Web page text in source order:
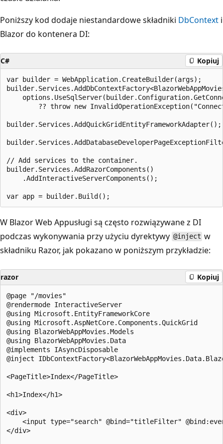
Poniższy kod dodaje niestandardowe składniki DbContext i
Blazor do kontenera DI:
C# Kopiuj
var builder = WebApplication.CreateBuilder(args);
?? throw new
builder.Services.AddQuickGridEntityFrameworkAdapter();
// Add services to the container.
builder.Services.AddRazorComponents()
    .AddInteractiveServerComponents();
W Blazor Web Appusługi są często rozwiązywane z DI
podczas wykonywania przy użyciu dyrektywy @inject w
składniku Razor, jak pokazano w poniższym przykładzie:
razor Kopiuj
@page "/movies"
@rendermode InteractiveServer
@using Microsoft.EntityFrameworkCore
@using Microsoft.AspNetCore.Components.QuickGrid
@using BlazorWebAppMovies.Models
@using BlazorWebAppMovies.Data
@implements IAsyncDisposable
@inject
<PageTitle>Index</PageTitle>
<h1>Index</h1>
<div>
<input type="search" @bind="titleFilter"
</div>